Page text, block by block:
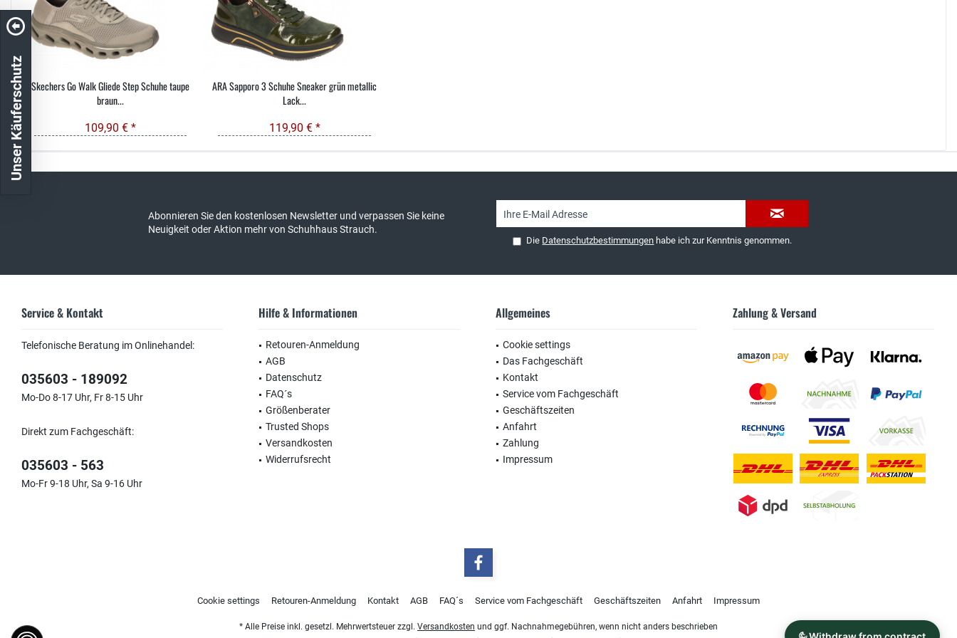
Skechers Go Walk Gliede Step Schuhe taupe
braun...
109,90 € *
ARA Sapporo 3 Schuhe Sneaker grün metallic
Lack...
119,90 € *
Abonnieren Sie den kostenlosen Newsletter und verpassen Sie keine
Neuigkeit oder Aktion mehr von Schuhhaus Strauch.
Die Datenschutzbestimmungen habe ich zur Kenntnis genommen.
Service & Kontakt
Telefonische Beratung im Onlinehandel:
035603 - 189092
Mo-Do 8-17 Uhr, Fr 8-15 Uhr
Direkt zum Fachgeschäft:
035603 - 563
Mo-Fr 9-18 Uhr, Sa 9-16 Uhr
Hilfe & Informationen
Retouren-Anmeldung
AGB
Datenschutz
FAQ´s
Größenberater
Trusted Shops
Versandkosten
Widerrufsrecht
Allgemeines
Cookie settings
Das Fachgeschäft
Kontakt
Service vom Fachgeschäft
Geschäftszeiten
Anfahrt
Zahlung
Impressum
Zahlung & Versand
Cookie settings Retouren-Anmeldung Kontakt AGB FAQ´s Service vom Fachgeschäft Geschäftszeiten Anfahrt Impressum
* Alle Preise inkl. gesetzl. Mehrwertsteuer zzgl. Versandkosten und ggf. Nachnahmegebühren, wenn nicht anders beschrieben
Unser Käuferschutz